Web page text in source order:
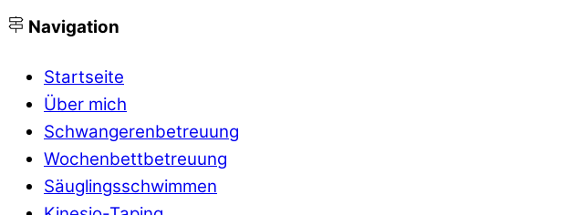
Navigation
Startseite
Über mich
Schwangerenbetreuung
Wochenbettbetreuung
Säuglingsschwimmen